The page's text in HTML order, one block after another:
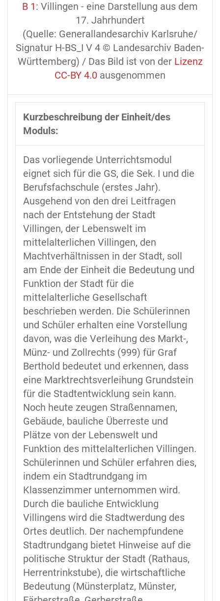
B 1: Villingen - eine Darstellung aus dem
17. Jahrhundert
(Quelle: Generallandesarchiv Karlsruhe/
Signatur H-BS_I V 4 © Landesarchiv Baden-
Württemberg) / Das Bild ist von der Lizenz
CC-BY 4.0 ausgenommen
Kurzbeschreibung der Einheit/des
Moduls:
Das vorliegende Unterrichtsmodul
eignet sich für die GS, die Sek. I und die
Berufsfachschule (erstes Jahr).
Ausgehend von den drei Leitfragen
nach der Entstehung der Stadt
Villingen, der Lebenswelt im
mittelalterlichen Villingen, den
Machtverhältnissen in der Stadt, soll
am Ende der Einheit die Bedeutung und
Funktion der Stadt für die
mittelalterliche Gesellschaft
beschrieben werden. Die Schülerinnen
und Schüler erhalten eine Vorstellung
davon, was die Verleihung des Markt-,
Münz- und Zollrechts (999) für Graf
Berthold bedeutet und erkennen, dass
eine Marktrechtsverleihung Grundstein
für die Stadtentwicklung sein kann.
Noch heute zeugen Straßennamen,
Gebäude, bauliche Überreste und
Plätze von der Lebenswelt und
Funktion des mittelalterlichen Villingen.
Schülerinnen und Schüler erfahren dies,
indem ein Stadtrundgang im
Klassenzimmer unternommen wird.
Durch die bauliche Entwicklung
Villingens wird die Stadtwerdung des
Ortes deutlich. Der nachempfundene
Stadtrundgang bietet Hinweise auf die
politische Struktur der Stadt (Rathaus,
Herrentrinkstube), die wirtschaftliche
Bedeutung (Münsterplatz, Münster,